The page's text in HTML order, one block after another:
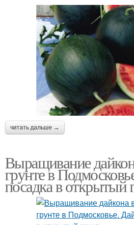
читать дальше →
Выращивание
грунте в
посадка в открытый